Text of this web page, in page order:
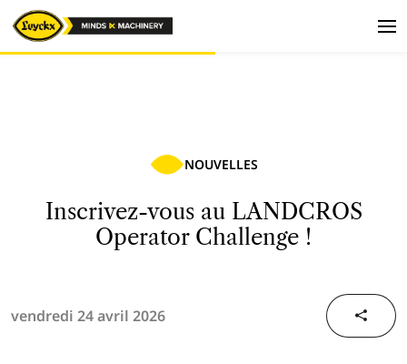
NOUVELLES
Inscrivez-vous au LANDCROS
Operator Challenge !
vendredi 24 avril 2026